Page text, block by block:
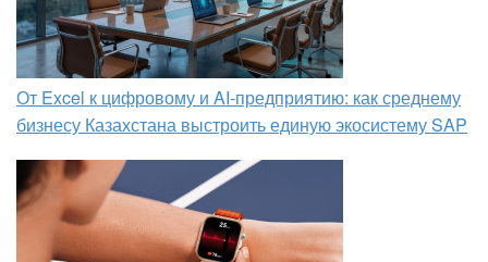
От Excel к цифровому и AI‑предприятию: как среднему
бизнесу Казахстана выстроить единую экосистему SAP